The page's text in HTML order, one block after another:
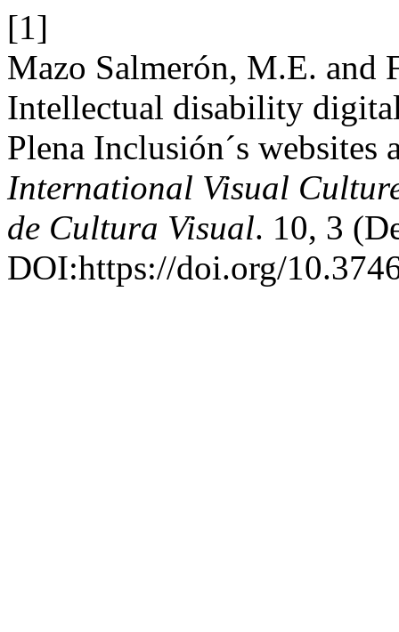
[1]
Mazo Salmerón, M.E. and
Intellectual disability
Plena Inclusión´s websites
International Visual
de Cultura Visual. 10, 3
DOI:https://doi.org/